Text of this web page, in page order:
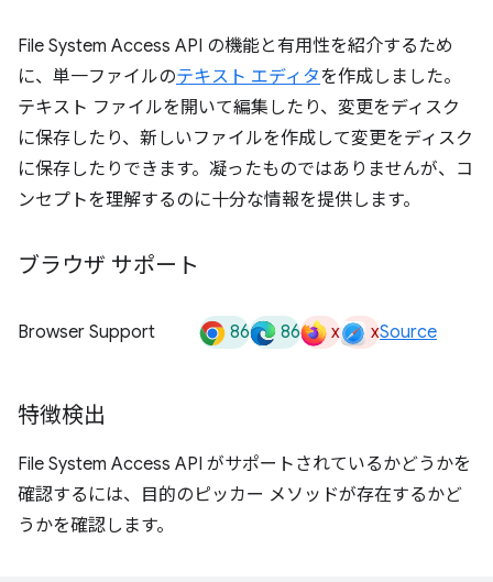
File System Access API の機能と有用性を紹介するため
に、単一ファイルのテキスト エディタを作成しました。
テキスト ファイルを開いて編集したり、変更をディスク
に保存したり、新しいファイルを作成して変更をディスク
に保存したりできます。凝ったものではありませんが、コ
ンセプトを理解するのに十分な情報を提供します。
ブラウザ サポート
Browser Support 86 86 x xSource
特徴検出
File System Access API がサポートされているかどうかを
確認するには、目的のピッカー メソッドが存在するかど
うかを確認します。